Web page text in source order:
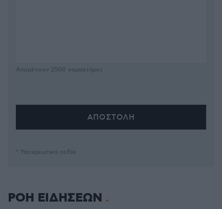
Απομένουν 2500 χαρακτήρες
* Υποχρεωτικά πεδία
ΡΟΗ ΕΙΔΗΣΕΩΝ